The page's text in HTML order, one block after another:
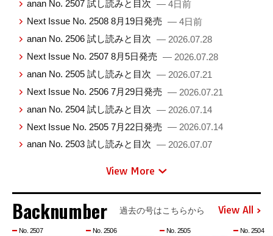
anan No. 2507 試し読みと目次 — 4日前
Next Issue No. 2508 8月19日発売 — 4日前
anan No. 2506 試し読みと目次 — 2026.07.28
Next Issue No. 2507 8月5日発売 — 2026.07.28
anan No. 2505 試し読みと目次 — 2026.07.21
Next Issue No. 2506 7月29日発売 — 2026.07.21
anan No. 2504 試し読みと目次 — 2026.07.14
Next Issue No. 2505 7月22日発売 — 2026.07.14
anan No. 2503 試し読みと目次 — 2026.07.07
View More
Backnumber 過去の号はこちらから View All
No. 2507 No. 2506 No. 2505 No. 2504